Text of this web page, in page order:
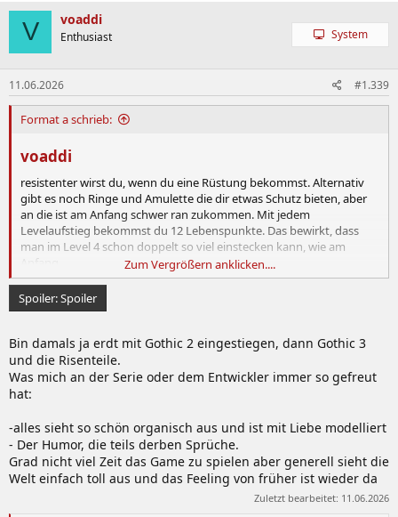
k
t
i
o
n
e
n
V voaddi
Enthusiast System
11.06.2026 #1.339
Format a schrieb:
voaddi
resistenter wirst du, wenn du eine Rüstung bekommst. Alternativ
gibt es noch Ringe und Amulette die dir etwas Schutz bieten, aber
an die ist am Anfang schwer ran zukommen. Mit jedem
Levelaufstieg bekommst du 12 Lebenspunkte. Das bewirkt, dass
man im Level 4 schon doppelt so viel einstecken kann, wie am
Anfang.
Aber wie ich schon gestern sagte, ich würde mir zu erst bessere
Waffen (Langschwert und Langbogen, beide 40 DMG) holen:
Spoiler:Waffen für den Anfang
Zum Vergrößern anklicken....
Spoiler:Spoiler
Bin damals ja erdt mit Gothic 2 eingestiegen, dann Gothic 3
und die Risenteile.
Was mich an der Serie oder dem Entwickler immer so gefreut
hat:
-alles sieht so schön organisch aus und ist mit Liebe modelliert
- Der Humor, die teils derben Sprüche.
Grad nicht viel Zeit das Game zu spielen aber generell sieht die
Welt einfach toll aus und das Feeling von früher ist wieder da
Zuletzt bearbeitet: 11.06.2026